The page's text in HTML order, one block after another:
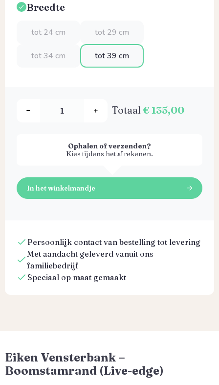
Selecteer
Breedte
tot 24 cm tot 29 cm
tot 34 cm tot 39 cm
Totaal € 135,00
Ophalen of verzenden?
Kies tijdens het afrekenen.
In het winkelmandje
Persoonlijk contact van bestelling tot levering
Met aandacht geleverd vanuit ons
familiebedrijf
Speciaal op maat gemaakt
Eiken Vensterbank –
Boomstamrand (Live-edge)